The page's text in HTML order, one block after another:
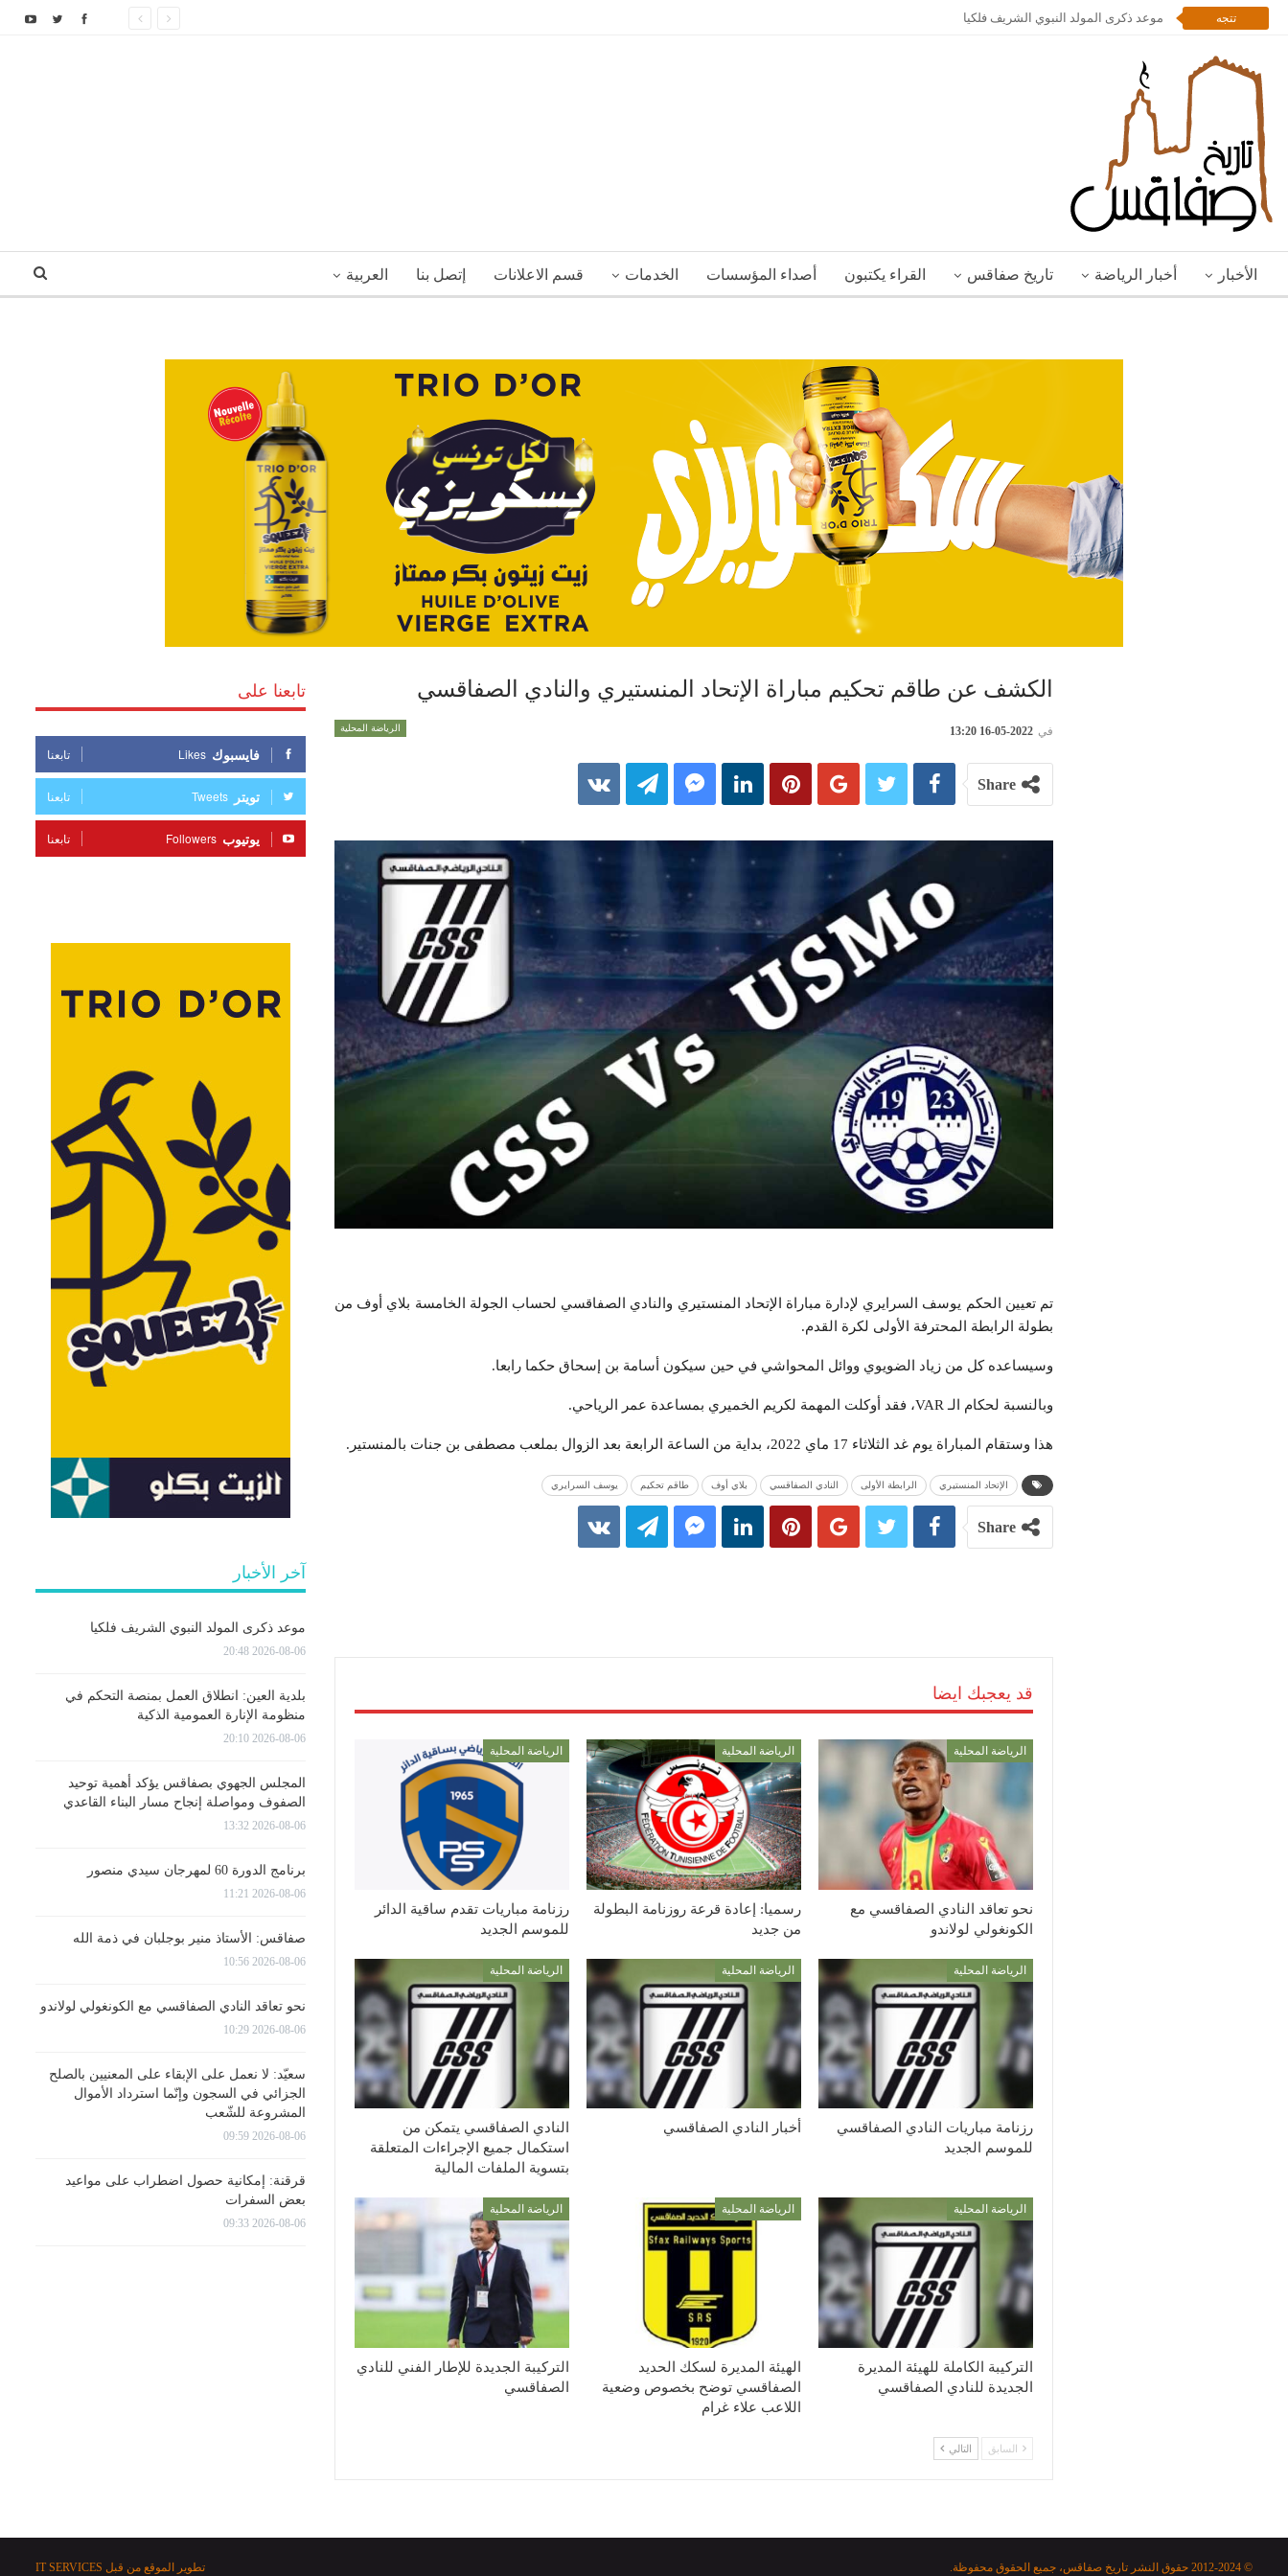
تتجه موعد ذكرى المولد النبوي الشريف فلكيا
الأخبار أخبار الرياضة تاريخ صفاقس القراء يكتبون أصداء المؤسسات الخدمات قسم الاعلانات إتصل بنا العربية
الكشف عن طاقم تحكيم مباراة الإتحاد المنستيري والنادي الصفاقسي
الرياضة المحلية في 2022-05-16 13:20
Share
تم تعيين الحكم يوسف السرايري لإدارة مباراة الإتحاد المنستيري والنادي الصفاقسي لحساب الجولة الخامسة بلاي أوف من
بطولة الرابطة المحترفة الأولى لكرة القدم.
وسيساعده كل من زياد الضويوي ووائل المحواشي في حين سيكون أسامة بن إسحاق حكما رابعا.
وبالنسبة لحكام الـ VAR، فقد أوكلت المهمة لكريم الخميري بمساعدة عمر الرياحي.
هذا وستقام المباراة يوم غد الثلاثاء 17 ماي 2022، بداية من الساعة الرابعة بعد الزوال بملعب مصطفى بن جنات بالمنستير.
الإتحاد المنستيري الرابطة الأولى النادي الصفاقسي بلاي أوف طاقم تحكيم يوسف السرايري
Share
قد يعجبك ايضا
الرياضة المحلية
نحو تعاقد النادي الصفاقسي مع
الكونغولي لولاندو
الرياضة المحلية
رسميا: إعادة قرعة روزنامة البطولة
من جديد
الرياضة المحلية
رزنامة مباريات تقدم ساقية الدائر
للموسم الجديد
الرياضة المحلية
رزنامة مباريات النادي الصفاقسي
للموسم الجديد
الرياضة المحلية
أخبار النادي الصفاقسي
الرياضة المحلية
النادي الصفاقسي يتمكن من
استكمال جميع الإجراءات المتعلقة
بتسوية الملفات المالية
الرياضة المحلية
التركيبة الكاملة للهيئة المديرة
الجديدة للنادي الصفاقسي
الرياضة المحلية
الهيئة المديرة لسكك الحديد
الصفاقسي توضح بخصوص وضعية
اللاعب علاء غرام
الرياضة المحلية
التركيبة الجديدة للإطار الفني للنادي
الصفاقسي
السابق التالي
تابعنا على
فايسبوك Likes تابعنا
تويتر Tweets تابعنا
يوتيوب Followers تابعنا
آخر الأخبار
موعد ذكرى المولد النبوي الشريف فلكيا
2026-08-06 20:48
بلدية العين: انطلاق العمل بمنصة التحكم في
منظومة الإنارة العمومية الذكية
2026-08-06 20:10
المجلس الجهوي بصفاقس يؤكد أهمية توحيد
الصفوف ومواصلة إنجاح مسار البناء القاعدي
2026-08-06 13:32
برنامج الدورة 60 لمهرجان سيدي منصور
2026-08-06 11:21
صفاقس: الأستاذ منير بوجلبان في ذمة الله
2026-08-06 10:56
نحو تعاقد النادي الصفاقسي مع الكونغولي لولاندو
2026-08-06 10:29
سعيّد: لا نعمل على الإبقاء على المعنيين بالصلح
الجزائي في السجون وإنّما استرداد الأموال
المشروعة للشّعب
2026-08-06 09:59
قرقنة: إمكانية حصول اضطراب على مواعيد
بعض السفرات
2026-08-06 09:33
© 2012-2024 حقوق النشر تاريخ صفاقس، جميع الحقوق محفوظة. تطوير الموقع من قبل IT SERVICES